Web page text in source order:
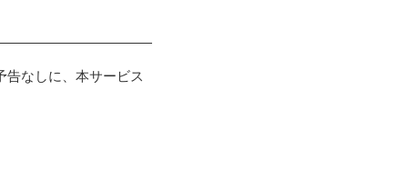
なしに、本サービス